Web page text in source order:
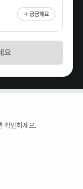
궁금해요
요
확인하세요.